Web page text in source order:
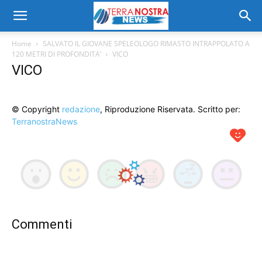
Home
SALVATO IL GIOVANE SPELEOLOGO RIMASTO INTRAPPOLATO A
120 METRI DI PROFONDITA’
VICO
VICO
© Copyright redazione, Riproduzione Riservata. Scritto per:
TerranostraNews
Commenti